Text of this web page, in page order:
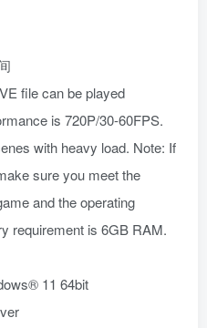
file can be played
is 720P/30-60FPS.
with heavy load. Note: If
sure you meet the
and the operating
requirement is 6GB RAM.
11 64bit